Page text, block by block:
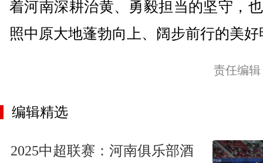
着河南深耕治黄、勇毅担当的坚守，
照中原大地蓬勃向上、阔步前行的美好
责任编
编辑精选
2025中超联赛：河南俱乐部酒